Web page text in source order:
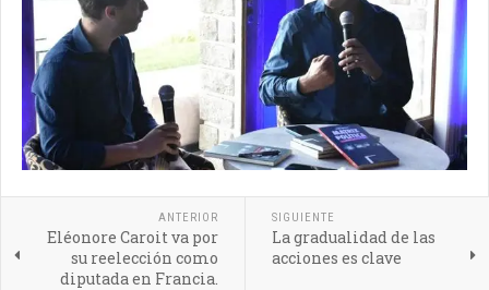
ANTERIOR
Eléonore Caroit va por
su reelección como
diputada en Francia.
SIGUIENTE
La gradualidad de las
acciones es clave